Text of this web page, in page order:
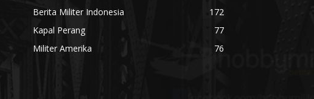
Berita Militer Indonesia
172
Kapal Perang
77
Militer Amerika
76